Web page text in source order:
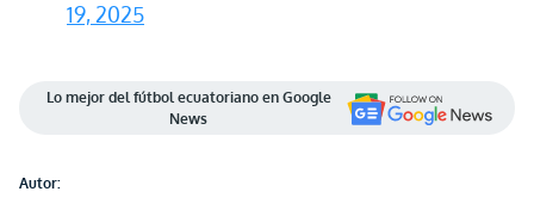
19, 2025
Lo mejor del fútbol ecuatoriano en Google
News
Autor: